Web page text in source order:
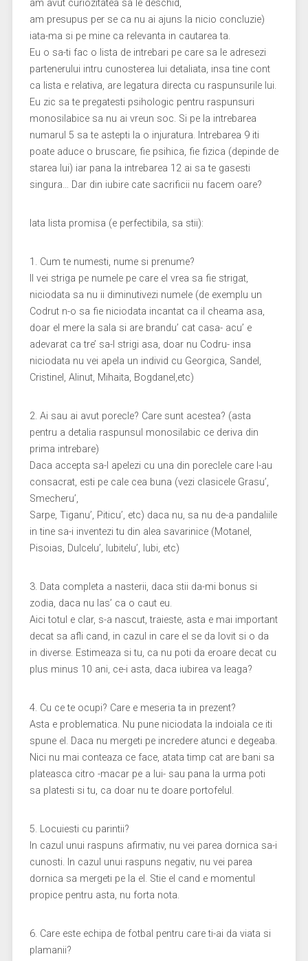
am avut curiozitatea sa le deschid,
am presupus per se ca nu ai ajuns la nicio concluzie)
iata-ma si pe mine ca relevanta in cautarea ta.
Eu o sa-ti fac o lista de intrebari pe care sa le adresezi
partenerului intru cunosterea lui detaliata, insa tine cont
ca lista e relativa, are legatura directa cu raspunsurile lui.
Eu zic sa te pregatesti psihologic pentru raspunsuri
monosilabice sa nu ai vreun soc. Si pe la intrebarea
numarul 5 sa te astepti la o injuratura. Intrebarea 9 iti
poate aduce o bruscare, fie psihica, fie fizica (depinde de
starea lui) iar pana la intrebarea 12 ai sa te gasesti
singura… Dar din iubire cate sacrificii nu facem oare?
Iata lista promisa (e perfectibila, sa stii):
1. Cum te numesti, nume si prenume?
Il vei striga pe numele pe care el vrea sa fie strigat,
niciodata sa nu ii diminutivezi numele (de exemplu un
Codrut n-o sa fie niciodata incantat ca il cheama asa,
doar el mere la sala si are brandu’ cat casa- acu’ e
adevarat ca tre’ sa-l strigi asa, doar nu Codru- insa
niciodata nu vei apela un individ cu Georgica, Sandel,
Cristinel, Alinut, Mihaita, Bogdanel,etc)
2. Ai sau ai avut porecle? Care sunt acestea? (asta
pentru a detalia raspunsul monosilabic ce deriva din
prima intrebare)
Daca accepta sa-l apelezi cu una din poreclele care l-au
consacrat, esti pe cale cea buna (vezi clasicele Grasu’,
Smecheru’,
Sarpe, Tiganu’, Piticu’, etc) daca nu, sa nu de-a pandaliile
in tine sa-i inventezi tu din alea savarinice (Motanel,
Pisoias, Dulcelu’, Iubitelu’, Iubi, etc)
3. Data completa a nasterii, daca stii da-mi bonus si
zodia, daca nu las’ ca o caut eu.
Aici totul e clar, s-a nascut, traieste, asta e mai important
decat sa afli cand, in cazul in care el se da lovit si o da
in diverse. Estimeaza si tu, ca nu poti da eroare decat cu
plus minus 10 ani, ce-i asta, daca iubirea va leaga?
4. Cu ce te ocupi? Care e meseria ta in prezent?
Asta e problematica. Nu pune niciodata la indoiala ce iti
spune el. Daca nu mergeti pe incredere atunci e degeaba.
Nici nu mai conteaza ce face, atata timp cat are bani sa
plateasca citro -macar pe a lui- sau pana la urma poti
sa platesti si tu, ca doar nu te doare portofelul.
5. Locuiesti cu parintii?
In cazul unui raspuns afirmativ, nu vei parea dornica sa-i
cunosti. In cazul unui raspuns negativ, nu vei parea
dornica sa mergeti pe la el. Stie el cand e momentul
propice pentru asta, nu forta nota.
6. Care este echipa de fotbal pentru care ti-ai da viata si
plamanii?